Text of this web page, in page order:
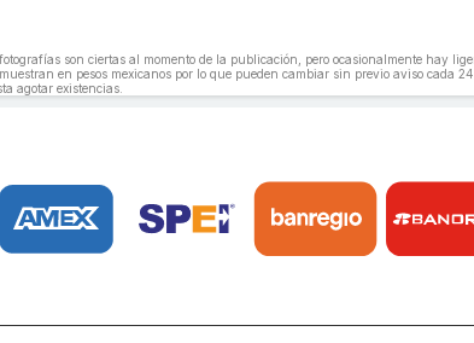
son ciertas al momento de la publicación, pero ocasionalmente hay
en pesos mexicanos por lo que pueden cambiar sin previo aviso cada 24
agotar existencias.